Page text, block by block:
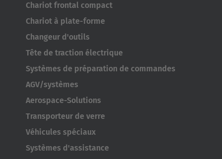
Chariot frontal compact
Chariot à plate-forme
Changeur d'outils
Tête de traction électrique
Systèmes de préparation de commandes
AGV/systèmes
Aerospace-Solutions
Transporteur de verre
Véhicules spéciaux
Systèmes d'assistance